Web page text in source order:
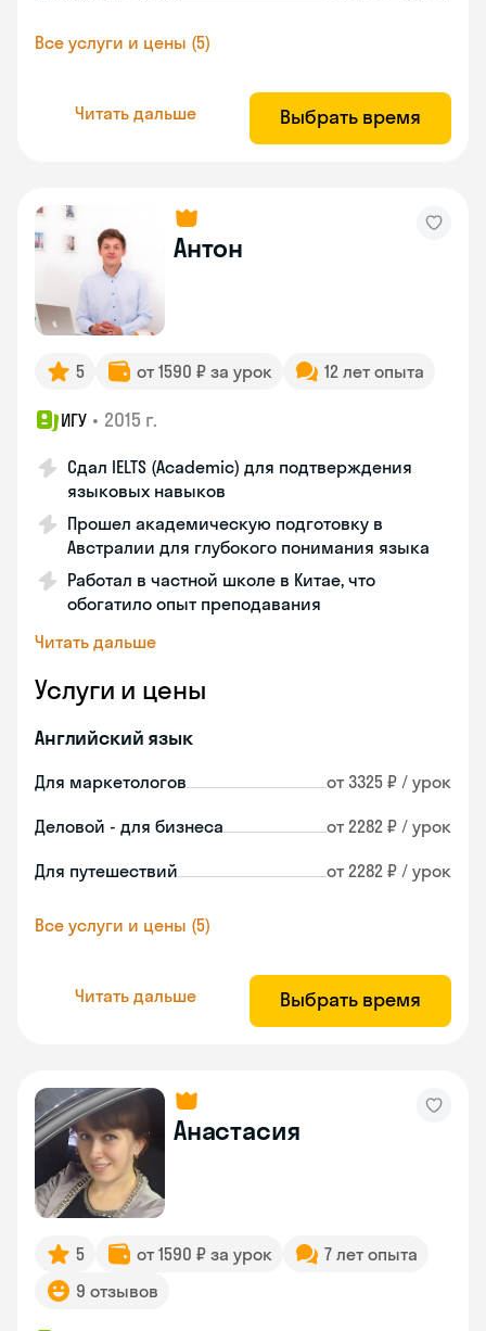
Все услуги и цены (5)
Читать дальше Выбрать время
Антон
5 от 1590 ₽ за урок 12 лет опыта
ИГУ • 2015 г.
Сдал IELTS (Academic) для подтверждения
языковых навыков
Прошел академическую подготовку в
Австралии для глубокого понимания языка
Работал в частной школе в Китае, что
обогатило опыт преподавания
Читать дальше
Услуги и цены
Английский язык
Для маркетологов от 3325 ₽ / урок
Деловой - для бизнеса от 2282 ₽ / урок
Для путешествий от 2282 ₽ / урок
Все услуги и цены (5)
Читать дальше Выбрать время
Анастасия
5 от 1590 ₽ за урок
7 лет опыта
9 отзывов